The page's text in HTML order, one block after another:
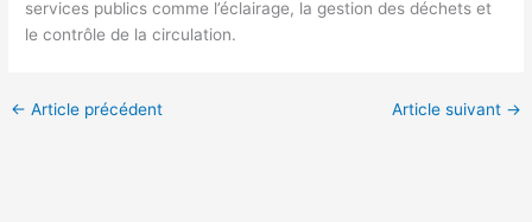
services publics comme l’éclairage, la gestion des déchets et
le contrôle de la circulation.
← Article précédent Article suivant →